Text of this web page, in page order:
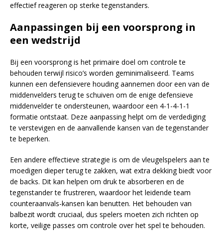
effectief reageren op sterke tegenstanders.
Aanpassingen bij een voorsprong in
een wedstrijd
Bij een voorsprong is het primaire doel om controle te
behouden terwijl risico’s worden geminimaliseerd. Teams
kunnen een defensievere houding aannemen door een van de
middenvelders terug te schuiven om de enige defensieve
middenvelder te ondersteunen, waardoor een 4-1-4-1-1
formatie ontstaat. Deze aanpassing helpt om de verdediging
te verstevigen en de aanvallende kansen van de tegenstander
te beperken.
Een andere effectieve strategie is om de vleugelspelers aan te
moedigen dieper terug te zakken, wat extra dekking biedt voor
de backs. Dit kan helpen om druk te absorberen en de
tegenstander te frustreren, waardoor het leidende team
counteraanvals-kansen kan benutten. Het behouden van
balbezit wordt cruciaal, dus spelers moeten zich richten op
korte, veilige passes om controle over het spel te behouden.